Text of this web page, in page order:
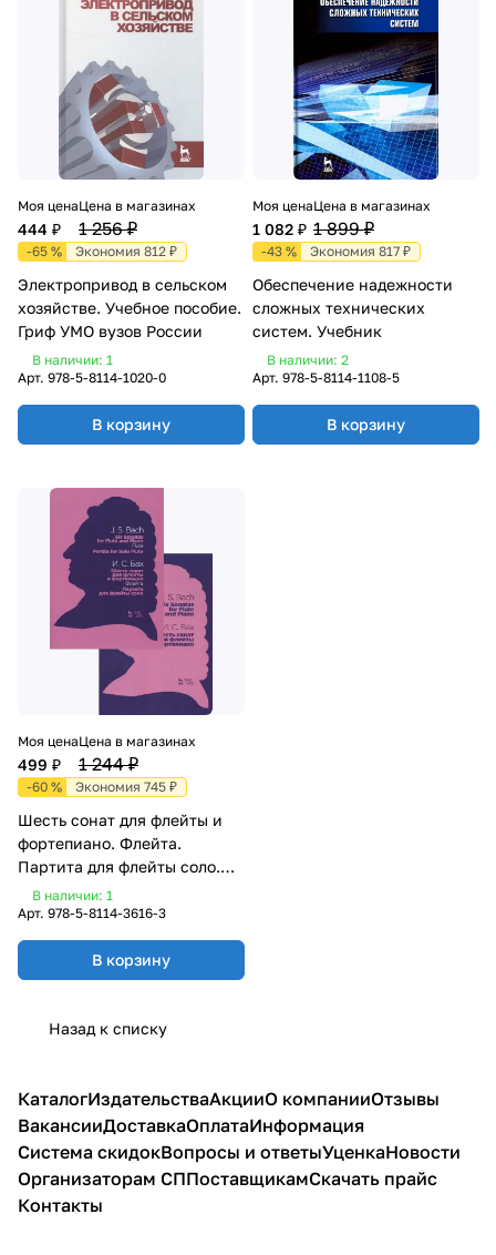
Моя цена
444 ₽
Цена в магазинах
1 256 ₽
-65 % Экономия 812 ₽
Электропривод в сельском
хозяйстве. Учебное пособие.
Гриф УМО вузов России
В наличии: 1
Арт. 978-5-8114-1020-0
В корзину
Моя цена
1 082 ₽
Цена в магазинах
1 899 ₽
-43 % Экономия 817 ₽
Обеспечение надежности
сложных технических
систем. Учебник
В наличии: 2
Арт. 978-5-8114-1108-5
В корзину
Моя цена
499 ₽
Цена в магазинах
1 244 ₽
-60 % Экономия 745 ₽
Шесть сонат для флейты и
фортепиано. Флейта.
Партита для флейты соло.
Ноты
В наличии: 1
Арт. 978-5-8114-3616-3
В корзину
Назад к списку
КаталогИздательстваАкцииО компанииОтзывы
ВакансииДоставкаОплатаИнформация
Система скидокВопросы и ответыУценкаНовости
Организаторам СППоставщикамСкачать прайс
Контакты